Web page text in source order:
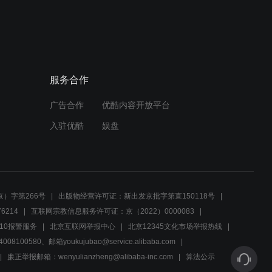
服务合作
广告合作 优酷内容开放平台
入驻优酷 娱盘
）字第266号
出版物经营许可证：新出发京批字第直150118号
互联网宗教信息服务许可证：京（2022）0000083
报警服务 北京互联网举报中心
北京12345文化市场举报热线
、邮箱youkujubao@service.alibaba.com
廉正举报邮箱：wenyulianzheng@alibaba-inc.com 算法公示